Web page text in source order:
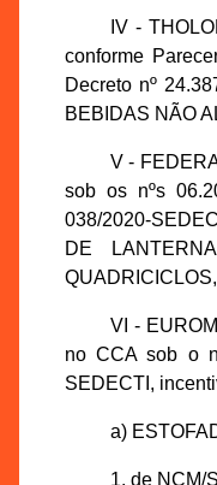
IV -
conforme
Decreto nº
BEBIDAS NÃO
V -
sob os nºs
038/2020-
DE
VI -
no CCA sob o
SEDECTI,
a)
1. de NCM/